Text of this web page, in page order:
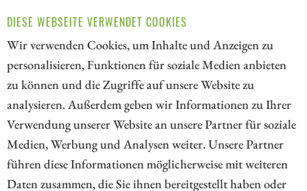
DIESE WEBSEITE VERWENDET COOKIES
Wir verwenden Cookies, um Inhalte und Anzeigen zu
personalisieren, Funktionen für soziale Medien anbieten
zu können und die Zugriffe auf unsere Website zu
analysieren. Außerdem geben wir Informationen zu Ihrer
Verwendung unserer Website an unsere Partner für soziale
Medien, Werbung und Analysen weiter. Unsere Partner
führen diese Informationen möglicherweise mit weiteren
Daten zusammen, die Sie ihnen bereitgestellt haben oder
1 2 3 4 5
// kapitalerhoehungen.de - © 2026 - Die Informationsplattform für
Investoren und Unternehmen rund um Kapitalerhöhung, Kapitalmarkt